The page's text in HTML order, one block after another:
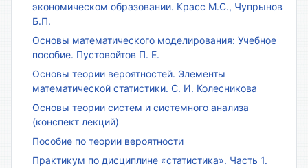
экономическом образовании. Красс М.С., Чупрынов
Б.П.
Основы математического моделирования: Учебное
пособие. Пустовойтов П. Е.
Основы теории вероятностей. Элементы
математической статистики. С. И. Колесникова
Основы теории систем и системного анализа
(конспект лекций)
Пособие по теории вероятности
Практикум по дисциплине «статистика». Часть 1.